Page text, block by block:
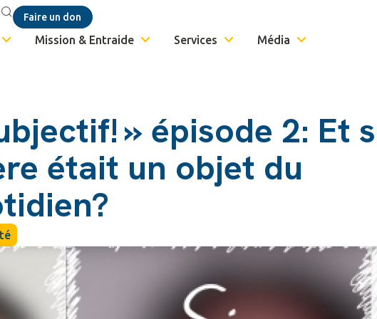
Faire un don
Mission & Entraide Services Média
» épisode 2: Et
était un objet du